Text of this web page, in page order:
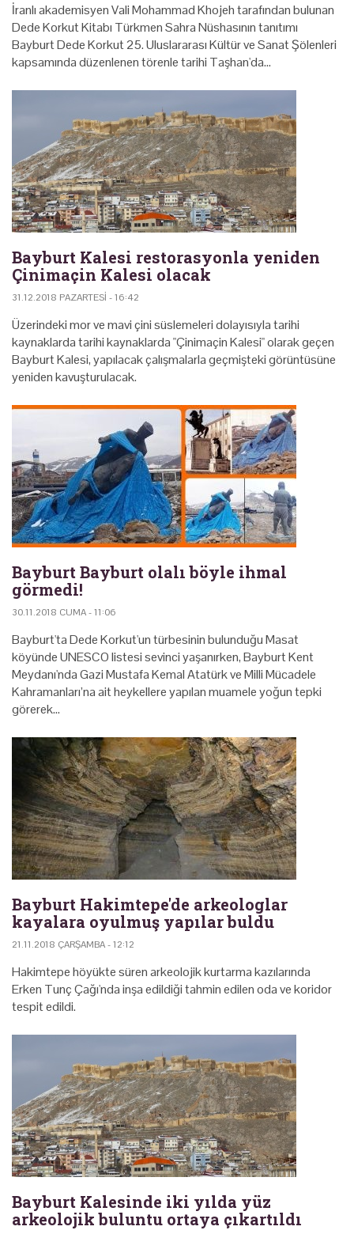
İranlı akademisyen Vali Mohammad Khojeh tarafından bulunan
Dede Korkut Kitabı Türkmen Sahra Nüshasının tanıtımı
Bayburt Dede Korkut 25. Uluslararası Kültür ve Sanat Şölenleri
kapsamında düzenlenen törenle tarihi Taşhan'da…
Bayburt Kalesi restorasyonla yeniden
Çinimaçin Kalesi olacak
31.12.2018 PAZARTESI - 16:42
Üzerindeki mor ve mavi çini süslemeleri dolayısıyla tarihi
kaynaklarda tarihi kaynaklarda "Çinimaçin Kalesi" olarak geçen
Bayburt Kalesi, yapılacak çalışmalarla geçmişteki görüntüsüne
yeniden kavuşturulacak.
Bayburt Bayburt olalı böyle ihmal
görmedi!
30.11.2018 CUMA - 11:06
Bayburt'ta Dede Korkut'un türbesinin bulunduğu Masat
köyünde UNESCO listesi sevinci yaşanırken, Bayburt Kent
Meydanı'nda Gazi Mustafa Kemal Atatürk ve Milli Mücadele
Kahramanları’na ait heykellere yapılan muamele yoğun tepki
görerek…
Bayburt Hakimtepe'de arkeologlar
kayalara oyulmuş yapılar buldu
21.11.2018 ÇARŞAMBA - 12:12
Hakimtepe höyükte süren arkeolojik kurtarma kazılarında
Erken Tunç Çağı'nda inşa edildiği tahmin edilen oda ve koridor
tespit edildi.
Bayburt Kalesinde iki yılda yüz
arkeolojik buluntu ortaya çıkartıldı